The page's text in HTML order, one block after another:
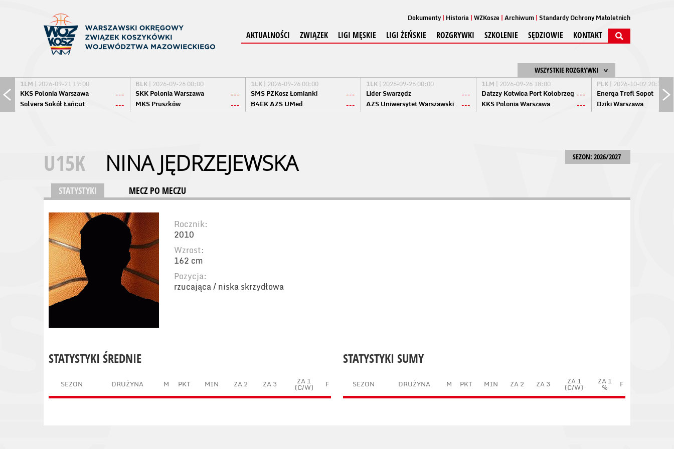
Dokumenty Historia WZKosze Archiwum Standardy Ochrony Małoletnich
AKTUALNOŚCI ZWIĄZEK LIGI MĘSKIE LIGI ŻEŃSKIE ROZGRYWKI SZKOLENIE SĘDZIOWIE KONTAKT
WSZYSTKIE ROZGRYWKI
1LM | 2026-09-21 19:00
KKS Polonia Warszawa
---
Solvera Sokół Łańcut
---
BLK | 2026-09-26 00:00
SKK Polonia Warszawa
---
MKS Pruszków
---
1LK | 2026-09-26 00:00
SMS PZKosz Łomianki
---
B4EK AZS UMed
---
1LK | 2026-09-26 00:00
Lider Swarzędz
---
AZS Uniwersytet Warszawski
---
1LM | 2026-09-26 18:00
Datzzy Kotwica Port Kołobrzeg ---
KKS Polonia Warszawa
---
PLK | 2026-10-02 20:15
Energa Trefl Sopot
Dziki Warszawa
SEZON: 2026/2027
U15K NINA JĘDRZEJEWSKA
STATYSTYKI MECZ PO MECZU
Rocznik:
2010
Wzrost:
162 cm
Pozycja:
rzucająca / niska skrzydłowa
STATYSTYKI SUMY
SEZON DRUŻYNA M PKT MIN ZA 2 ZA 3 ZA 1
(C/W)
ZA 1
% F
STATYSTYKI ŚREDNIE
SEZON DRUŻYNA M PKT MIN ZA 2 ZA 3 ZA 1
(C/W) F